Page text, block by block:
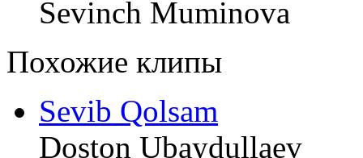
Sevinch Muminova
Похожие клипы
Sevib Qolsam
Doston Ubaydullaev